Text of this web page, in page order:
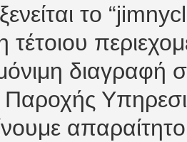
το
τέτοιου
διαγραφή